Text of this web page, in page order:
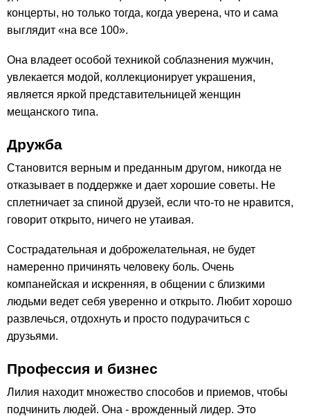
концерты, но только тогда, когда уверена, что и сама
выглядит «на все 100».
Она владеет особой техникой соблазнения мужчин,
увлекается модой, коллекционирует украшения,
является яркой представительницей женщин
мещанского типа.
Дружба
Становится верным и преданным другом, никогда не
отказывает в поддержке и дает хорошие советы. Не
сплетничает за спиной друзей, если что-то не нравится,
говорит открыто, ничего не утаивая.
Сострадательная и доброжелательная, не будет
намеренно причинять человеку боль. Очень
компанейская и искренняя, в общении с близкими
людьми ведет себя уверенно и открыто. Любит хорошо
развлечься, отдохнуть и просто подурачиться с
друзьями.
Профессия и бизнес
Лилия находит множество способов и приемов, чтобы
подчинить людей. Она - врожденный лидер. Это